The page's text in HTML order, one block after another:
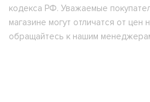
кодекса РФ. Уважаемые
магазине могут отличатся от цен
обращайтесь к нашим